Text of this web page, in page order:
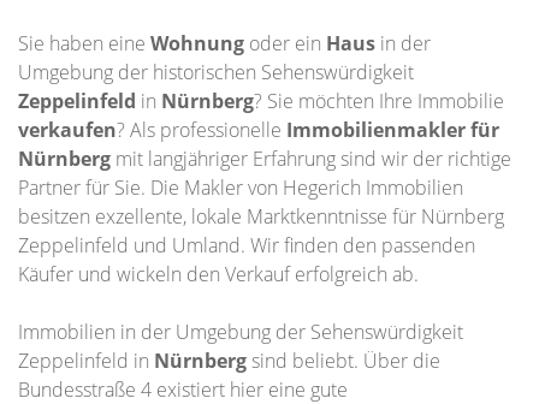
Sie haben eine Wohnung oder ein Haus in der
Umgebung der historischen Sehenswürdigkeit
Zeppelinfeld in Nürnberg? Sie möchten Ihre Immobilie
verkaufen? Als professionelle Immobilienmakler für
Nürnberg mit langjähriger Erfahrung sind wir der richtige
Partner für Sie. Die Makler von Hegerich Immobilien
besitzen exzellente, lokale Marktkenntnisse für Nürnberg
Zeppelinfeld und Umland. Wir finden den passenden
Käufer und wickeln den Verkauf erfolgreich ab.
Immobilien in der Umgebung der Sehenswürdigkeit
Zeppelinfeld in Nürnbergsind beliebt. Über die
Bundesstraße 4 existiert hier eine gute